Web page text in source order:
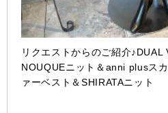
リクエストからのご紹介♪DUAL
NOUQUEニット＆anni plusス
ァーベスト＆SHIRATAニット